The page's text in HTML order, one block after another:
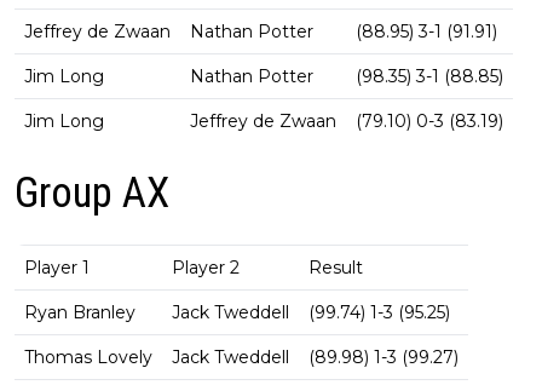
Jeffrey de Zwaan Nathan Potter (88.95) 3-1 (91.91)
Jim Long Nathan Potter (98.35) 3-1 (88.85)
Jim Long Jeffrey de Zwaan (79.10) 0-3 (83.19)
Group AX
Player 1 Player 2 Result
Ryan Branley Jack Tweddell (99.74) 1-3 (95.25)
Thomas Lovely Jack Tweddell (89.98) 1-3 (99.27)